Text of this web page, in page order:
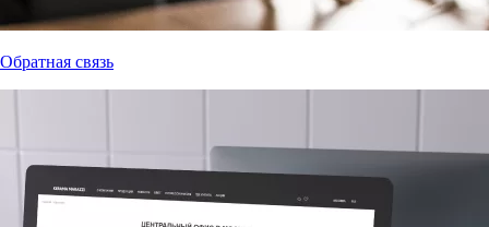
Обратная связь